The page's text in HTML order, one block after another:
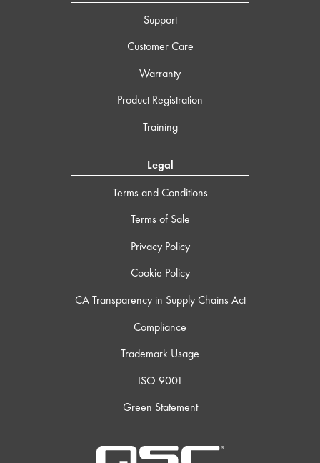
Support
Customer Care
Warranty
Product Registration
Training
Legal
Terms and Conditions
Terms of Sale
Privacy Policy
Cookie Policy
CA Transparency in Supply Chains Act
Compliance
Trademark Usage
ISO 9001
Green Statement